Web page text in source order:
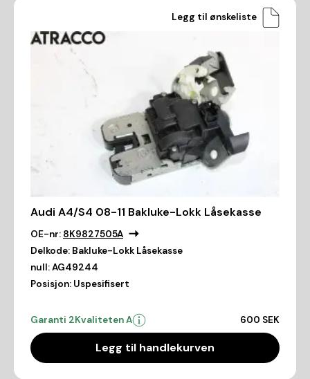
Legg til ønskeliste
Audi A4/S4 08-11 Bakluke-Lokk Låsekasse
OE-nr: 8K9827505A
Delkode: Bakluke-Lokk Låsekasse
null:AG49244
Posisjon: Uspesifisert
Garanti 2Kvaliteten A 600 SEK
Legg til handlekurven